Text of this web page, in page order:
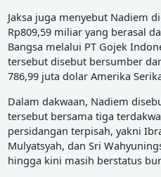
Jaksa juga menyebut Nadiem
Rp809,59 miliar yang berasal
Bangsa melalui PT Gojek
tersebut disebut bersumber
786,99 juta dolar Amerika
Dalam dakwaan, Nadiem
tersebut bersama tiga
persidangan terpisah, yakni
Mulyatsyah, dan Sri
hingga kini masih berstatus